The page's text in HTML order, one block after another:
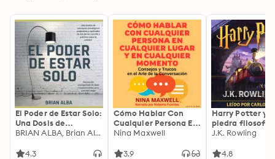
El Poder de Estar Solo:
Una Dosis de
Motivación
Ideas Revolucionarias
BRIAN ALBA, Brian Alba
4.3
Cómo Hablar Con
Cualquier Persona En
Cualquier Lugar Y En
Nina Maxwell
3.9
Harry Potter y
piedra filosofal
J.K. Rowling
4.8